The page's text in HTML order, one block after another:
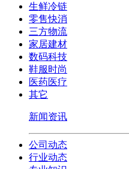
生鲜冷链
零售快消
三方物流
家居建材
数码科技
鞋服时尚
医药医疗
其它
新闻资讯
公司动态
行业动态